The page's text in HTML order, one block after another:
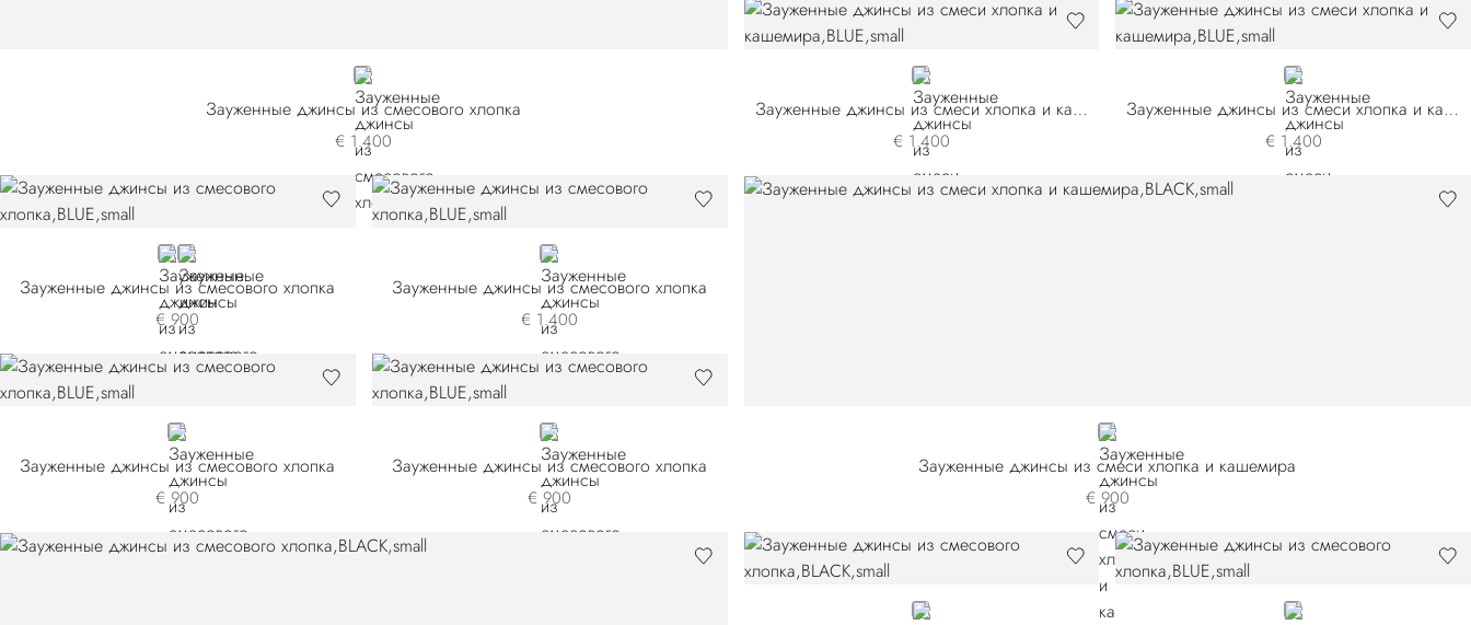
BLUE
Зауженные джинсы из смесового хлопка
€ 1.400
BLUE
Зауженные джинсы из смеси хлопка и кашемира
€ 1.400
BLUE
Зауженные джинсы из смеси хлопка и кашемира
€ 1.400
BLUE T0190-SGP0
BLUE T0190-VLU0
Зауженные джинсы из смесового хлопка
€ 900
BLUE
Зауженные джинсы из смесового хлопка
€ 1.400
BLACK
Зауженные джинсы из смеси хлопка и кашемира
€ 900
BLUE
Зауженные джинсы из смесового хлопка
€ 900
BLUE
Зауженные джинсы из смесового хлопка
€ 900
BLACK
BLUE